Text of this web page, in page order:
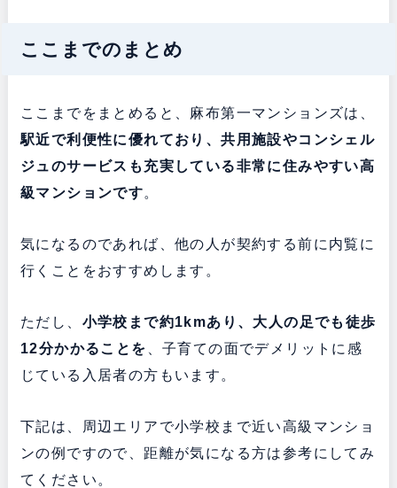
ここまでのまとめ
ここまでをまとめると、麻布第一マンションズは、
駅近で利便性に優れており、共用施設やコンシェル
ジュのサービスも充実している非常に住みやすい高
級マンションです。
気になるのであれば、他の人が契約する前に内覧に
行くことをおすすめします。
ただし、 小学校まで約1kmあり、大人の足でも徒歩
12分かかることを 、子育ての面でデメリットに感
じている入居者の方もいます。
下記は、周辺エリアで小学校まで近い高級マンショ
ンの例ですので、距離が気になる方は参考にしてみ
てください。